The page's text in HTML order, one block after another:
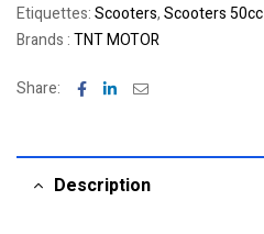
Etiquettes:Scooters,Scooters 50cc
Brands :TNT MOTOR
Share: Facebook
LinkedinEmail
Description